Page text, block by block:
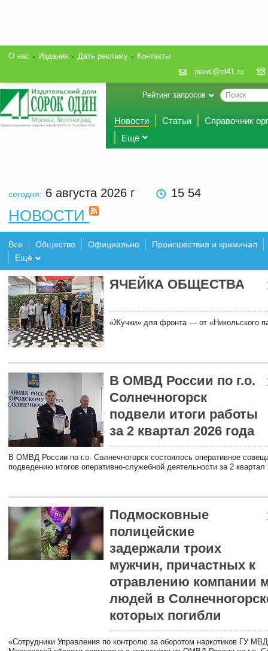
О нас Издания Дать рекламу
Контакты
news@id41.ru
Рейтинг запросов
Новости Статьи
Справочник
Ещё
сегодня: 6 августа 2026 г 15:54
НОВОСТИ
Все Общество Официально
Происшествия и криминал
Ещё
ЯЧЕЙКА ОБЩЕСТВА
«Жучки» для фронта — от «Никольского
В ОМВД России по г.о.
Солнечногорск
подвели итоги работы
за 2 квартал 2026 года
В ОМВД России по г.о. Солнечногорск состоялось оперативное
подведению итогов оперативно-служебной деятельности за 2 квартал
Подмосковные
полицейские
задержали троих
мужчин, причастных к
отравлению компании
людей в
которых погибли
«Сотрудники Управления по контролю за оборотом наркотиков ГУ